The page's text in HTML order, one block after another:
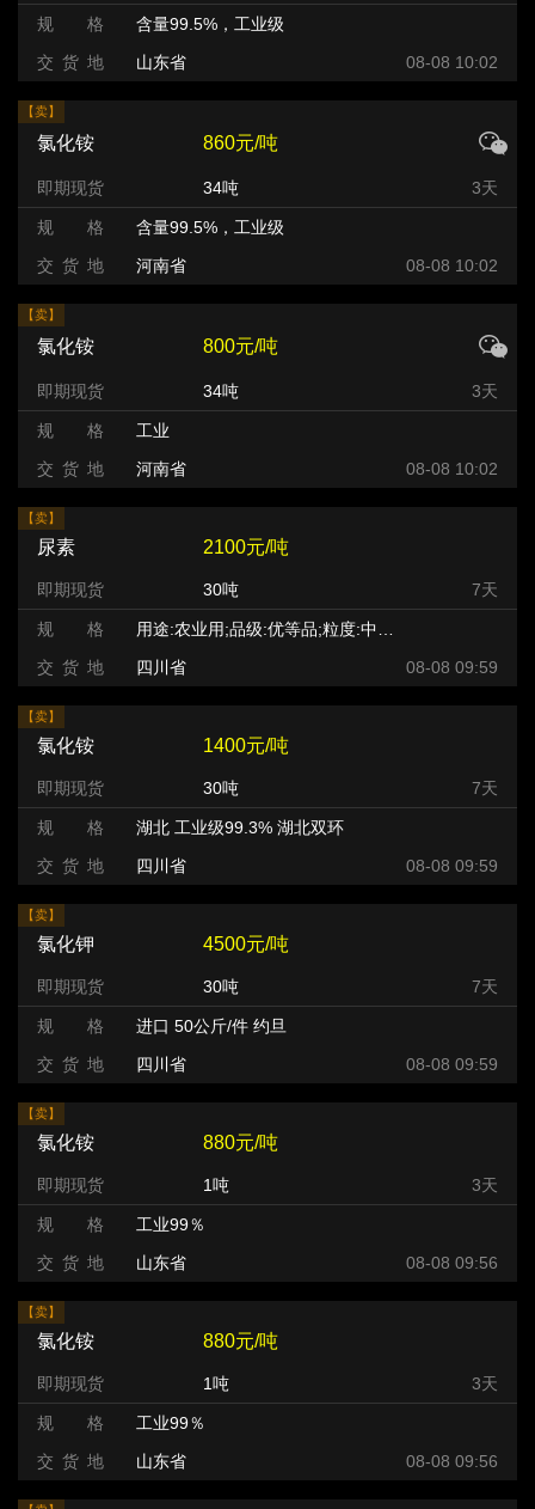
规 格
含量99.5%，工业级
交 货 地
山东省 08-08 10:02
【卖】
氯化铵 860元/吨
即期现货 34吨 3天
规 格
含量99.5%，工业级
交 货 地
河南省 08-08 10:02
【卖】
氯化铵 800元/吨
即期现货 34吨 3天
规 格
工业
交 货 地
河南省 08-08 10:02
【卖】
尿素 2100元/吨
即期现货 30吨 7天
规 格
用途:农业用;品级:优等品;粒度:中小颗粒;
交 货 地
四川省 08-08 09:59
【卖】
氯化铵 1400元/吨
即期现货 30吨 7天
规 格
湖北 工业级99.3% 湖北双环
交 货 地
四川省 08-08 09:59
【卖】
氯化钾 4500元/吨
即期现货 30吨 7天
规 格
进口 50公斤/件 约旦
交 货 地
四川省 08-08 09:59
【卖】
氯化铵 880元/吨
即期现货 1吨 3天
规 格
工业99％
交 货 地
山东省 08-08 09:56
【卖】
氯化铵 880元/吨
即期现货 1吨 3天
规 格
工业99％
交 货 地
山东省 08-08 09:56